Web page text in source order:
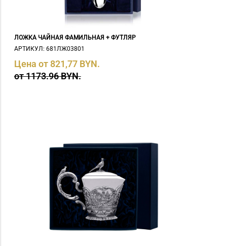
ЛОЖКА ЧАЙНАЯ ФАМИЛЬНАЯ + ФУТЛЯР
АРТИКУЛ: 681ЛЖ03801
Цена от 821,77 BYN.
от 1173.96 BYN.